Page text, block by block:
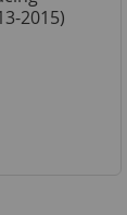
2015)